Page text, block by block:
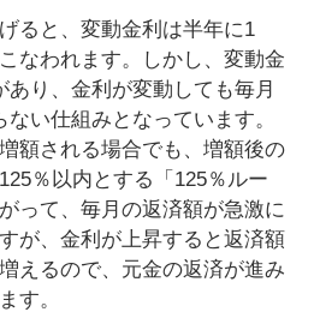
ると、変動金利は半年に1
なわれます。しかし、変動金
り、金利が変動しても毎月
い仕組みとなっています。
額される場合でも、増額後の
％以内とする「125％ルー
って、毎月の返済額が急激に
が、金利が上昇すると返済額
えるので、元金の返済が進み
す。